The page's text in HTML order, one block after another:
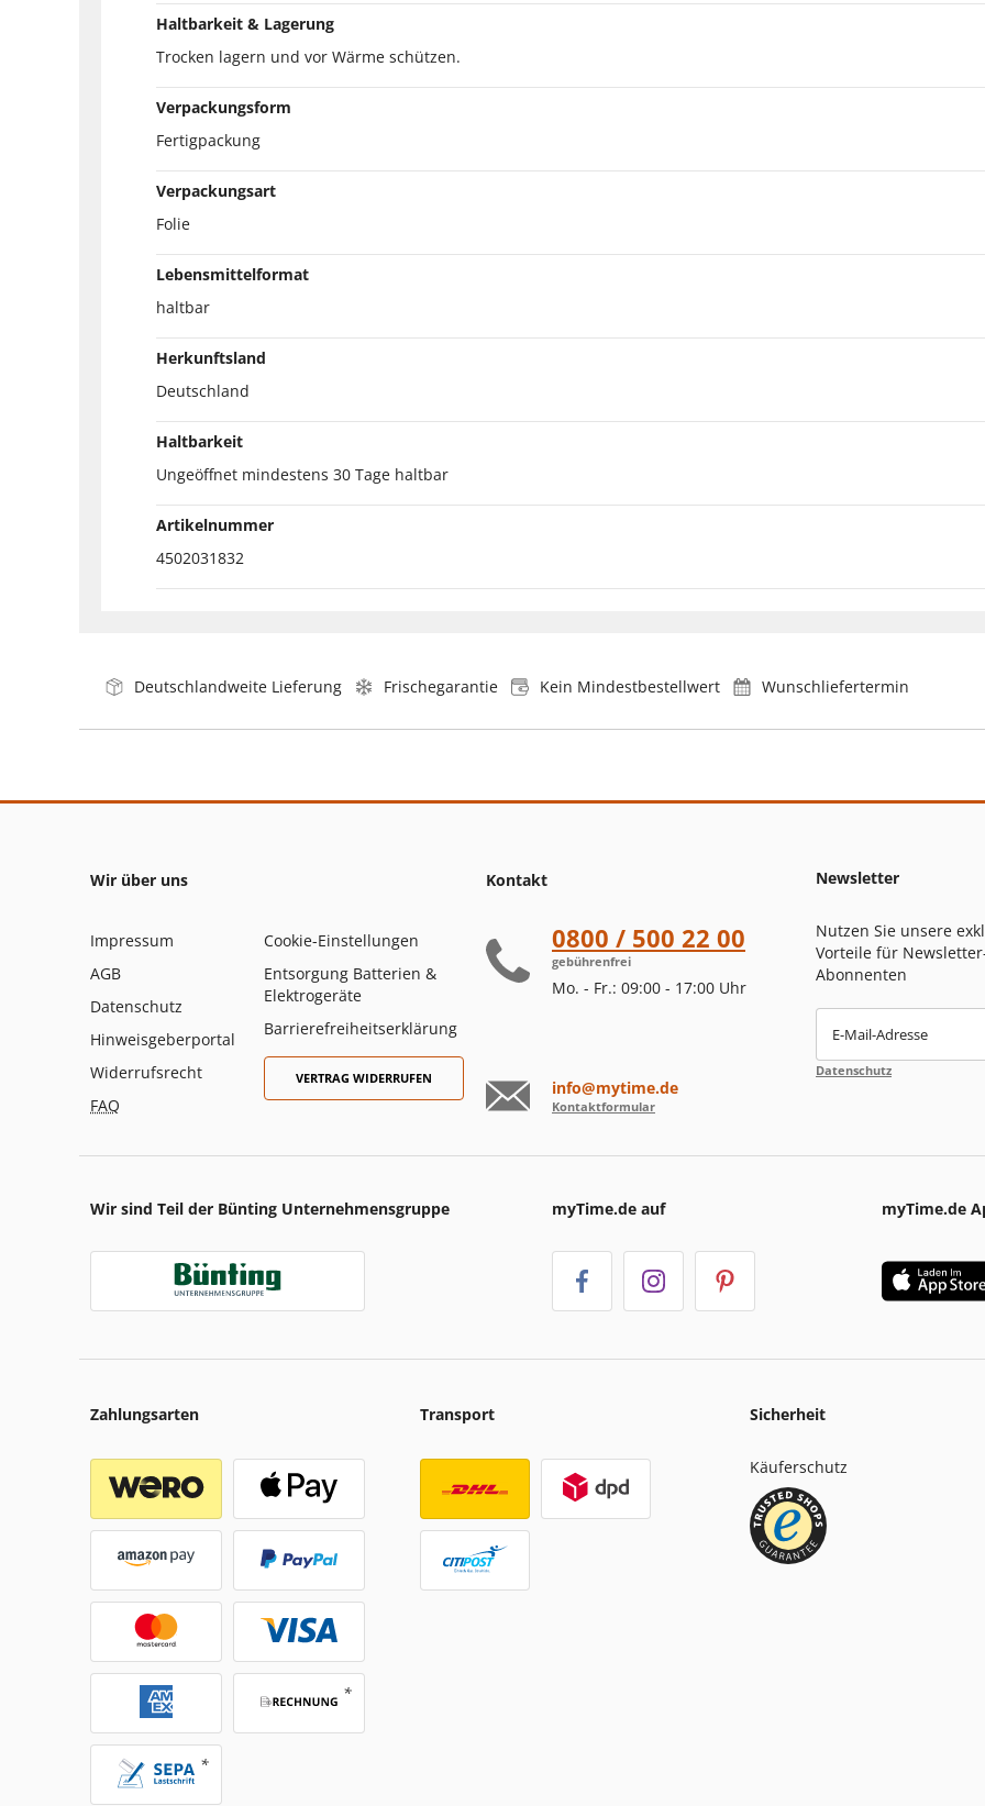
Haltbarkeit & Lagerung
Trocken lagern und vor Wärme schützen.
Verpackungsform
Fertigpackung
Verpackungsart
Folie
Lebensmittelformat
haltbar
Herkunftsland
Deutschland
Haltbarkeit
Ungeöffnet mindestens 30 Tage haltbar
Artikelnummer
4502031832
Deutschlandweite Lieferung Frischegarantie Kein Mindestbestellwert Wunschliefertermin
Wir über uns
Impressum
AGB
Datenschutz
Hinweisgeberportal
Widerrufsrecht
FAQ
Cookie-Einstellungen
Entsorgung Batterien &
Elektrogeräte
Barrierefreiheitserklärung
VERTRAG WIDERRUFEN
Kontakt
0800 / 500 22 00
gebührenfrei
Mo. - Fr.: 09:00 - 17:00 Uhr
info@mytime.de
Kontaktformular
Newsletter
Nutzen Sie unsere
Vorteile für
Abonnenten
E-Mail-Adresse
Datenschutz
Wir sind Teil der Bünting Unternehmensgruppe myTime.de auf myTime.de
Zahlungsarten Transport Sicherheit
Käuferschutz